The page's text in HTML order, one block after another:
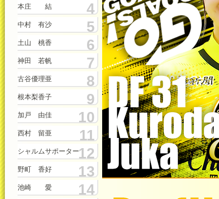
本庄 結 4
中村 有沙 5
土山 桃香 6
神田 若帆 7
古谷優理亜 8
根本梨香子 9
加戸 由佳 10
西村 留亜 11
シャルムサポーター12
野町 香好 13
池崎 愛 14